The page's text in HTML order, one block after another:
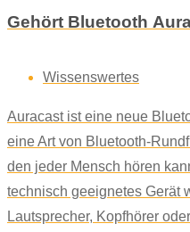
Gehört Bluetooth
Wissenswertes
Auracast ist eine neue
eine Art von Bluetooth-
den jeder Mensch hören
technisch geeignetes Gerät
Lautsprecher, Kopfhörer